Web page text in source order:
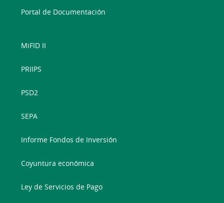
Portal de Documentación
MiFID II
PRIIPS
PSD2
SEPA
Informe Fondos de Inversión
Coyuntura económica
Ley de Servicios de Pago